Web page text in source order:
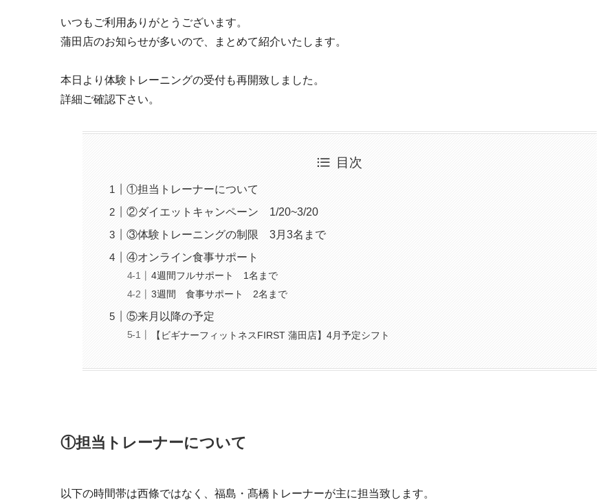
いつもご利用ありがとうございます。
蒲田店のお知らせが多いので、まとめて紹介いたします。
本日より体験トレーニングの受付も再開致しました。
詳細ご確認下さい。
目次
①担当トレーナーについて
②ダイエットキャンペーン 1/20~3/20
③体験トレーニングの制限 3月3名まで
④オンライン食事サポート
4週間フルサポート 1名まで
3週間 食事サポート 2名まで
⑤来月以降の予定
【ビギナーフィットネスFIRST 蒲田店】4月予定シフト
①担当トレーナーについて
以下の時間帯は西條ではなく、福島・髙橋トレーナーが主に担当致します。